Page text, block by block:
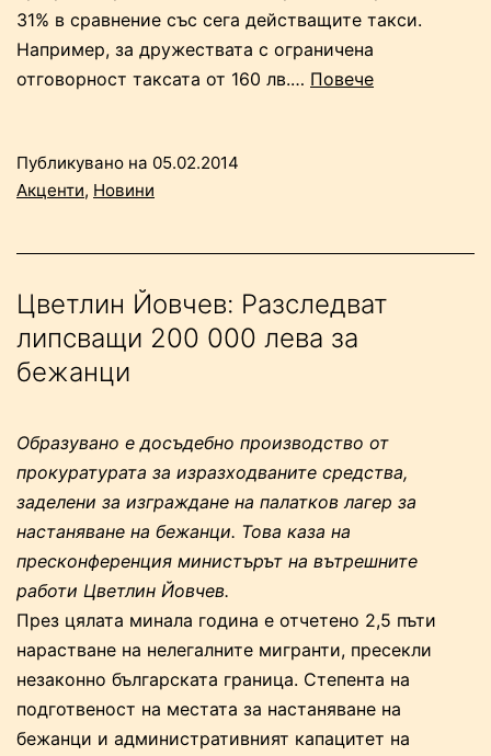
31% в сравнение със сега действащите такси.
Например, за дружествата с ограничена
отговорност таксата от 160 лв.… Повече“С
на
в
Публикувано на 05.02.2014
Акценти, Новини
Цветлин Йовчев: Разследват
липсващи 200 000 лева за
бежанци
Образувано е досъдебно производство от
прокуратурата за изразходваните средства,
заделени за изграждане на палатков лагер за
настаняване на бежанци. Това каза на
пресконференция министърът на вътрешните
работи Цветлин Йовчев.
През цялата минала година е отчетено 2,5 пъти
нарастване на нелегалните мигранти, пресекли
незаконно българската граница. Степента на
подготвеност на местата за настаняване на
бежанци и административният капацитет на